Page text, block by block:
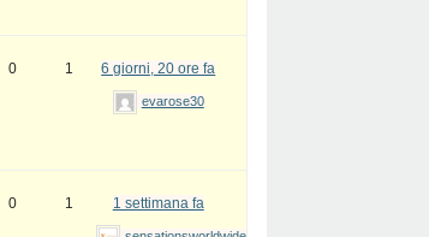
0 1 6 giorni, 20 ore fa
evarose30
0 1 1 settimana fa